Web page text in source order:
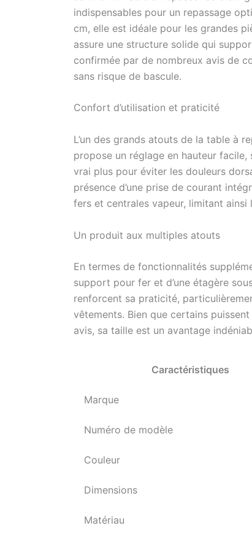
est
indispensables pour un repassage
cm, elle est idéale pour les grandes
assure une structure solide qui
confirmée par de nombreux avis de
sans risque de bascule.
Confort d’utilisation et praticité
L’un des grands atouts de la table à
propose un réglage en hauteur
vrai plus pour éviter les douleurs
présence d’une prise de courant
fers et centrales vapeur, limitant ainsi
Un produit aux multiples atouts
En termes de fonctionnalités
support pour fer et d’une étagère
renforcent sa praticité,
vêtements. Bien que certains
avis, sa taille est un avantage
Caractéristiques
Marque
Numéro de modèle
Couleur
Dimensions
Matériau